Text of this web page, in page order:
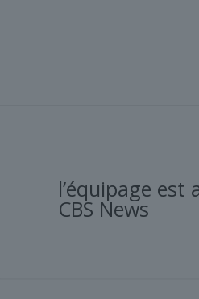
l’équipage
CBS News